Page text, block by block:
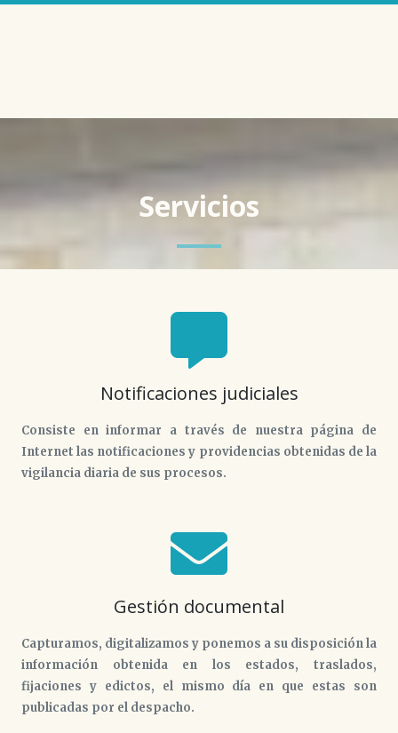
Servicios
Notificaciones judiciales
Consiste en informar a través de nuestra página de
Internet las notificaciones y providencias obtenidas de la
vigilancia diaria de sus procesos.
Gestión documental
Capturamos, digitalizamos y ponemos a su disposición la
información obtenida en los estados, traslados,
fijaciones y edictos, el mismo día en que estas son
publicadas por el despacho.